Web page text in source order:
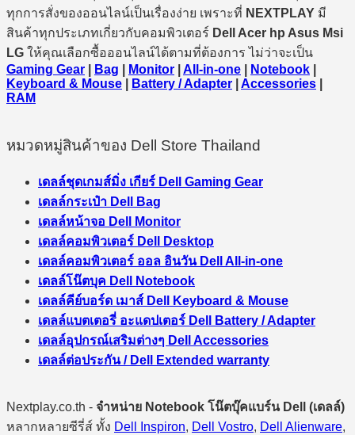
ทุกการสั่งของออนไลน์เป็นเรื่องง่าย เพราะที่ NEXTPLAY มี
สินค้าทุกประเภทเกี่ยวกับคอมพิวเตอร์ Dell Acer hp Asus Msi
LG ให้คุณเลือกซื้อออนไลน์ได้ตามที่ต้องการ ไม่ว่าจะเป็น
Gaming Gear
Bag Monitor All-in-one Notebook
Keyboard & Mouse
Battery / Adapter Accessories
RAM
หมวดหมู่สินค้าของ Dell Store Thailand
เดลล์ชุดเกมส์มิ่ง เกียร์ Dell Gaming Gear
เดลล์กระเป๋า Dell Bag
เดลล์หน้าจอ Dell Monitor
เดลล์คอมพิวเตอร์ Dell Desktop
เดลล์คอมพิวเตอร์ ออล อินวัน Dell All-in-one
เดลล์โน๊ตบุค Dell Notebook
เดลล์คีย์บอร์ด เมาส์ Dell Keyboard & Mouse
เดลล์แบตเตอรี่ อะแดปเตอร์ Dell Battery / Adapter
เดลล์อุปกรณ์เสริมต่างๆ Dell Accessories
เดลล์ต่อประกัน / Dell Extended warranty
Nextplay.co.th - จำหน่าย Notebook โน๊ตบุ๊คแบร์น Dell (เดลล์)
หลากหลายซีรี่ส์ ทั้ง Dell Inspiron, Dell Vostro, Dell Alienware,